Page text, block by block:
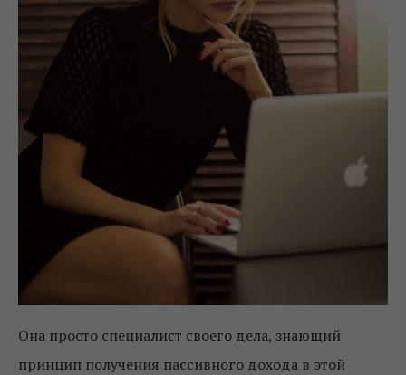
Она просто специалист своего дела, знающий
принцип получения пассивного дохода в этой